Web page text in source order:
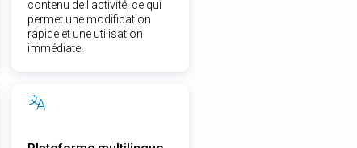
contenu de l'activité, ce qui
permet une modification
rapide et une utilisation
immédiate.